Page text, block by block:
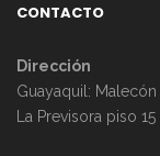
CONTACTO
Dirección
Guayaquil:
La Previsora piso 15